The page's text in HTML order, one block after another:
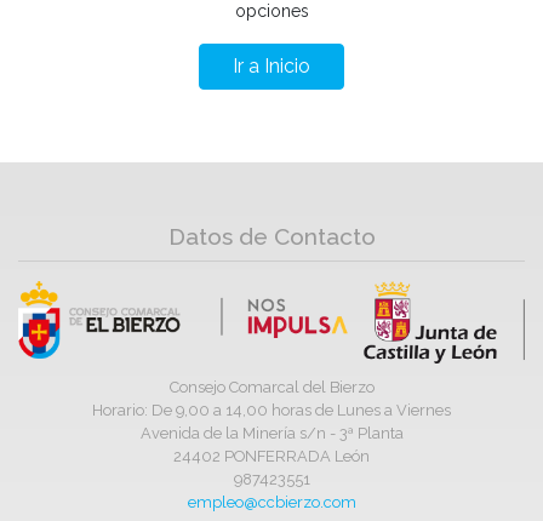
opciones
Ir a Inicio
Datos de Contacto
Consejo Comarcal del Bierzo
Horario: De 9,00 a 14,00 horas de Lunes a Viernes
Avenida de la Minería s/n - 3ª Planta
24402 PONFERRADA León
987423551
empleo@ccbierzo.com